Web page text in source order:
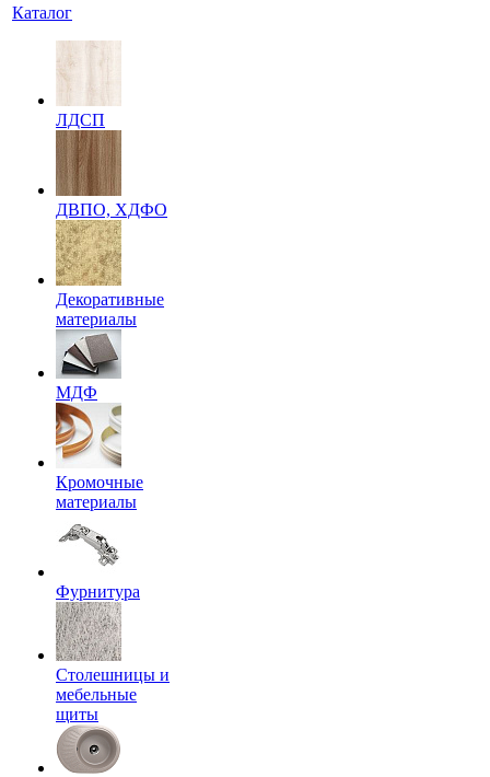
Каталог
ЛДСП
ДВПО, ХДФО
Декоративные
материалы
МДФ
Кромочные
материалы
Фурнитура
Столешницы и
мебельные
щиты